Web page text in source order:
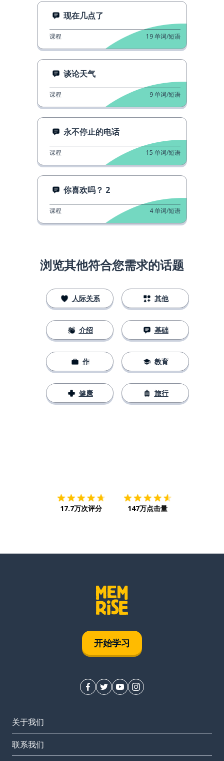
现在几点了
课程 19单词/短语
谈论天气
课程 9单词/短语
永不停止的电话
课程 15 单词/短语
你喜欢吗？ 2
课程 4单词/短语
浏览其他符合您需求的话题
人际关系
介绍
作
健康
其他
基础
教育
旅行
17.7万次评分 147万点击量
开始学习
关于我们
联系我们